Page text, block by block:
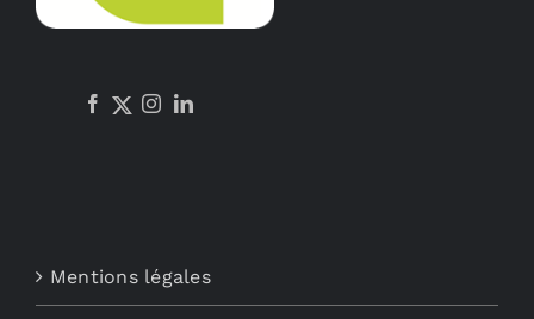
Mentions légales